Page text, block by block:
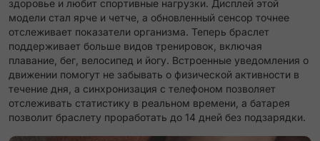
здоровье и любит спортивные нагрузки. Дисплей этой
модели стал ярче и четче, а обновленный сенсор точнее
отслеживает показатели организма. Теперь браслет
поддерживает больше видов тренировок, включая
плавание, бег, велосипед и йогу. Встроенные уведомления о
движении помогут не забывать о физической активности в
течение дня, а синхронизация с телефоном позволяет
отслеживать статистику в реальном времени, а батарея
позволит браслету проработать до 14 дней без подзарядки.